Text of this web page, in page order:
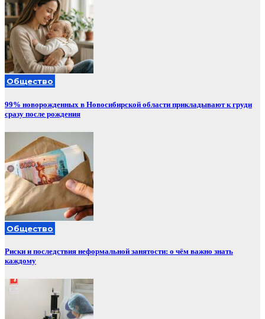
Общество
99% новорожденных в Новосибирской области прикладывают к груди
сразу после рождения
Общество
Риски и последствия неформальной занятости: о чём важно знать
каждому